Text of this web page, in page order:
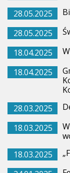
28.05.2025
28.05.2025
18.04.2025
18.04.2025
28.03.2025
18.03.2025
18.03.2025